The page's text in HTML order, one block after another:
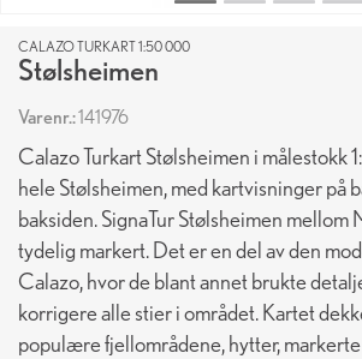
CALAZO TURKART 1:50 000
Stølsheimen
Varenr.:141976
Calazo Turkart Stølsheimen i
hele Stølsheimen, med kartvisninger på
baksiden. SignaTur Stølsheimen mellom
tydelig markert. Det er en del av den
Calazo, hvor de blant annet brukte
korrigere alle stier i området. Kartet
populære fjellområdene, hytter,